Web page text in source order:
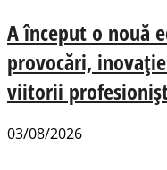
A început o nouă
provocări,
viitorii
03/08/2026